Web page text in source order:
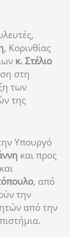
, Κορινθίας
κ. Στέλιο
στη
των
της
Υπουργό
και προς
, από
την
από την